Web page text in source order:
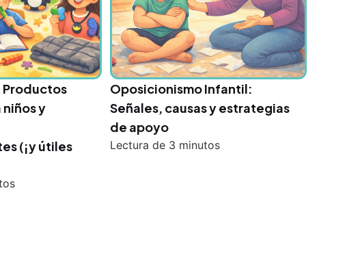
Productos
y
(¡y útiles
Oposicionismo Infantil:
Señales, causas y estrategias
de apoyo
Lectura de 3 minutos